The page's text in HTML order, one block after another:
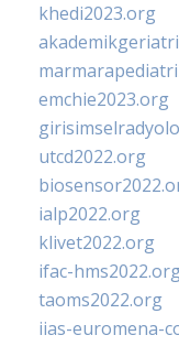
khedi2023.org
emchie2023.org
utcd2022.org
ialp2022.org
klivet2022.org
ifac-
taoms2022.org
iias-euromena-